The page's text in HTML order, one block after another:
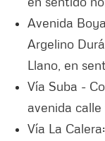
Avenida
Argelino
Llano, en
Vía Suba -
avenida calle
Vía La